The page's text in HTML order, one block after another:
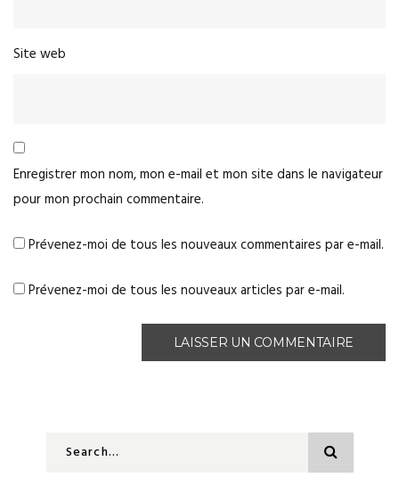
Site web
Enregistrer mon nom, mon e-mail et mon site dans le navigateur
pour mon prochain commentaire.
Prévenez-moi de tous les nouveaux commentaires par e-mail.
Prévenez-moi de tous les nouveaux articles par e-mail.